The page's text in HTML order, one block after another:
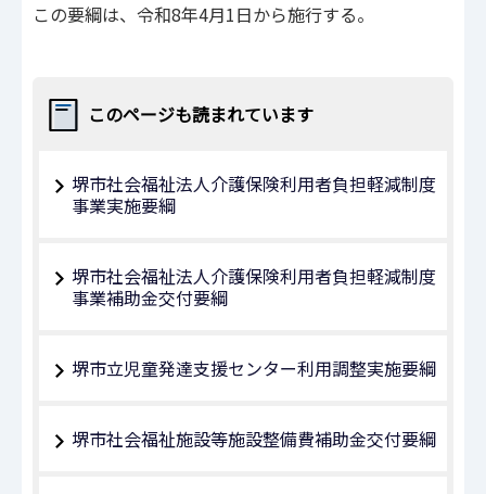
この要綱は、令和8年4月1日から施行する。
このページも読まれています
堺市社会福祉法人介護保険利用者負担軽減制度
事業実施要綱
堺市社会福祉法人介護保険利用者負担軽減制度
事業補助金交付要綱
堺市立児童発達支援センター利用調整実施要綱
堺市社会福祉施設等施設整備費補助金交付要綱